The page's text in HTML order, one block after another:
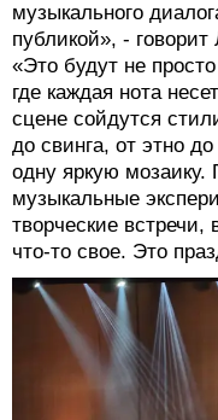
музыкального
публикой», -
«Это будут не
где каждая нота
сцене сойдутся
до свинга, от этно
одну яркую мозаику.
музыкальные
творческие
что-то свое. Это